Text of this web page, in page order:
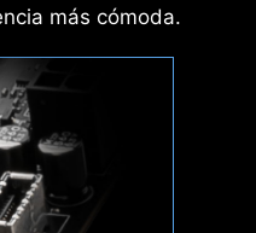
más cómoda.
cómodamente en
de configuración
a la información